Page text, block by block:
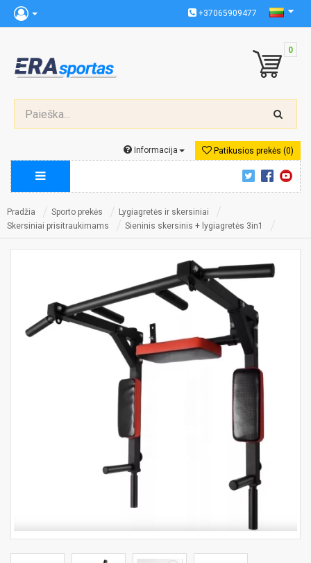
+37065909477
0
Patikusios prekės (0)
Informacija
Pradžia Sporto prekės
Lygiagretės ir skersiniai
Skersiniai prisitraukimams
Sieninis skersinis + lygiagretės 3in1